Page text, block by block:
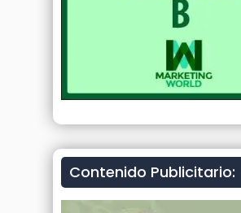
Contenido Publicitario: